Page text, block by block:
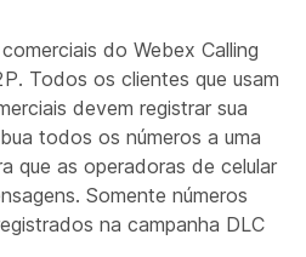
do Webex Calling
Todos os clientes que usam
devem registrar sua
todos os números a uma
que as operadoras de celular
Somente números
na campanha DLC